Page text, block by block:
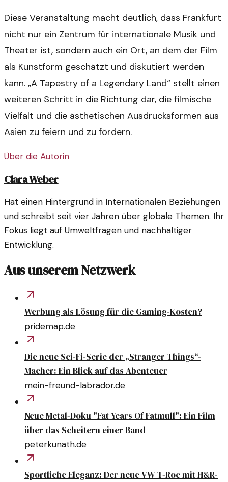
Diese Veranstaltung macht deutlich, dass Frankfurt
nicht nur ein Zentrum für internationale Musik und
Theater ist, sondern auch ein Ort, an dem der Film
als Kunstform geschätzt und diskutiert werden
kann. „A Tapestry of a Legendary Land“ stellt einen
weiteren Schritt in die Richtung dar, die filmische
Vielfalt und die ästhetischen Ausdrucksformen aus
Asien zu feiern und zu fördern.
Über die Autorin
Clara Weber
Hat einen Hintergrund in Internationalen Beziehungen
und schreibt seit vier Jahren über globale Themen. Ihr
Fokus liegt auf Umweltfragen und nachhaltiger
Entwicklung.
Aus unserem Netzwerk
Werbung als Lösung für die Gaming-Kosten?
pridemap.de
Die neue Sci-Fi-Serie der „Stranger Things“-
Macher: Ein Blick auf das Abenteuer
mein-freund-labrador.de
Neue Metal-Doku "Fat Years Of Fatmull": Ein Film
über das Scheitern einer Band
peterkunath.de
Sportliche Eleganz: Der neue VW T-Roc mit H&R-